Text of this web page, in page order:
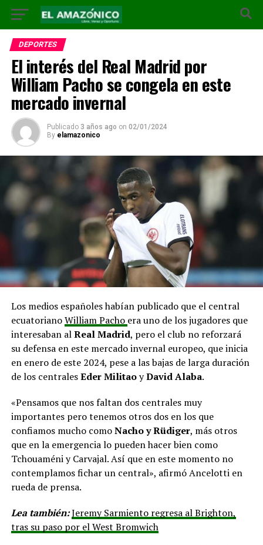
DEPORTES
El interés del Real Madrid por
William Pacho se congela en este
mercado invernal
Publicado 3 años ago on 02/01/2024
By elamazonico
Los medios españoles habían publicado que el central
ecuatorianoWilliam Pacho era uno de los jugadores que
interesaban alReal Madrid, pero el club no reforzará
su defensa en este mercado invernal europeo, que inicia
en enero de este 2024, pese a las bajas de larga duración
de los centralesEder MilitaoyDavid Alaba.
«Pensamos que nos faltan dos centrales muy
importantes pero tenemos otros dos en los que
confiamos mucho comoNacho y Rüdiger, más otros
que en la emergencia lo pueden hacer bien como
Tchouaméni y Carvajal. Así que en este momento no
contemplamos fichar un central», afirmó Ancelotti en
rueda de prensa.
Lea también:Jeremy Sarmiento regresa al Brighton,
tras su paso por el West Bromwich